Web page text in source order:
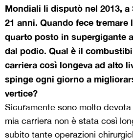
Mondiali li disputò nel 2013,
21 anni. Quando fece tremare
quarto posto in supergigante
dal podio. Qual è il
carriera così longeva ad alto
spinge ogni giorno a
vertice?
Sicuramente sono molto
mia carriera non è stata così
subito tante operazioni